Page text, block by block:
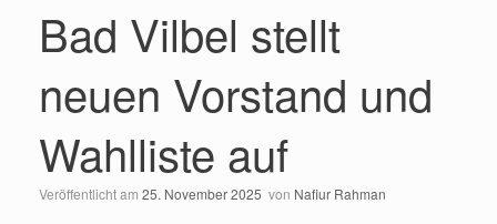
Bad Vilbel stellt
neuen Vorstand und
Wahlliste auf
Veröffentlicht am 25. November 2025 von Nafiur Rahman